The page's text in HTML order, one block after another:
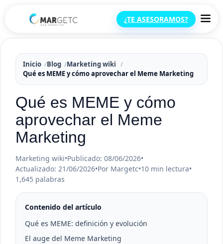
¿TE ASESORAMOS?
Inicio Blog
Marketing wiki
Qué es MEME y cómo aprovechar el Meme Marketing
Qué es MEME y cómo
aprovechar el Meme
Marketing
Marketing wiki•Publicado: 08/06/2026•
Actualizado: 21/06/2026•Por Margetc•10 min lectura•
1,645 palabras
Contenido del artículo
Qué es MEME: definición y evolución
El auge del Meme Marketing